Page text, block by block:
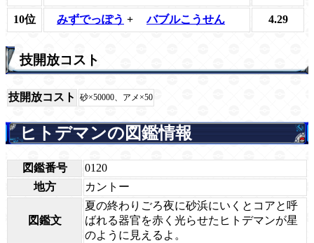
10位 みずでっぽう + バブルこうせん 4.29
技開放コスト
技開放コスト 砂×50000、アメ×50
ヒトデマンの図鑑情報
図鑑番号
0120
地方
カントー
図鑑文
夏の終わりごろ夜に砂浜にいくとコアと呼
ばれる器官を赤く光らせたヒトデマンが星
のように見えるよ。